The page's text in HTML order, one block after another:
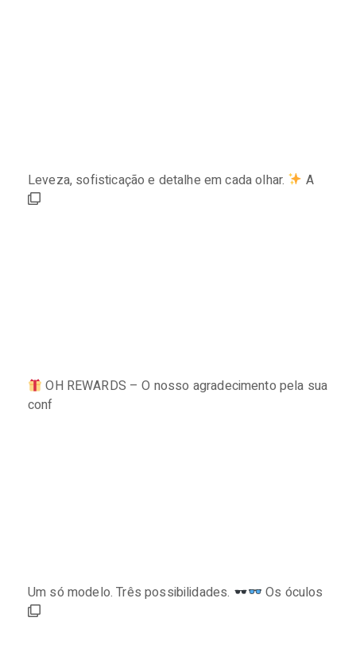
Leveza, sofisticação e detalhe em cada olhar. A
OH REWARDS – O nosso agradecimento pela sua
conf
Um só modelo. Três possibilidades. Os óculos